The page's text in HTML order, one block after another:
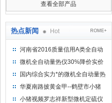
查看全部产品
热点新闻 Hot ROME+
河南省2016质量信用A类全自动
量热仪
微机全自动量热仪30%降价实价
出售
国内综合实力*的微机全自动量热
仪制造企业
华夏南路披黄金甲--鹤壁市小猪
视频罗志祥仪器仪表有限公司
小猪视频罗志祥新型微机定硫仪